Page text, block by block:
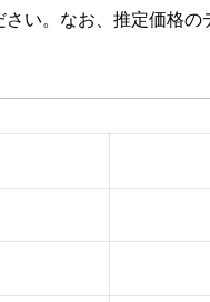
い。なお、推定価格